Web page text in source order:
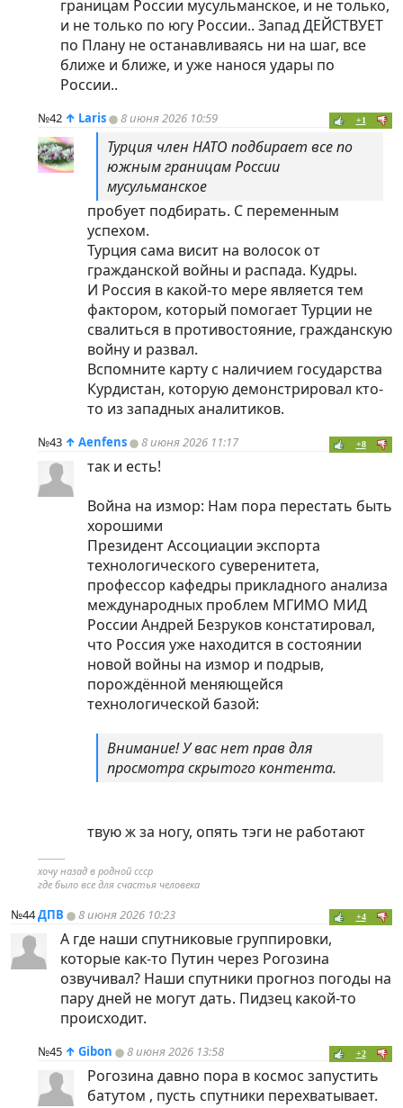
границам России мусульманское, и не только,
и не только по югу России.. Запад ДЕЙСТВУЕТ
по Плану не останавливаясь ни на шаг, все
ближе и ближе, и уже нанося удары по
России..
№42 ↑ Laris 8 июня 2026 10:59 +1
Турция член НАТО подбирает все по
южным границам России
мусульманское
пробует подбирать. С переменным
успехом.
Турция сама висит на волосок от
гражданской войны и распада. Кудры.
И Россия в какой-то мере является тем
фактором, который помогает Турции не
свалиться в противостояние, гражданскую
войну и развал.
Вспомните карту с наличием государства
Курдистан, которую демонстрировал кто-
то из западных аналитиков.
№43 ↑ Aenfens 8 июня 2026 11:17 +8
так и есть!
Война на измор: Нам пора перестать быть
хорошими
Президент Ассоциации экспорта
технологического суверенитета,
профессор кафедры прикладного анализа
международных проблем МГИМО МИД
России Андрей Безруков констатировал,
что Россия уже находится в состоянии
новой войны на измор и подрыв,
порождённой меняющейся
технологической базой:
Внимание! У вас нет прав для
просмотра скрытого контента.
твую ж за ногу, опять тэги не работают
----------
хочу назад в родной ссср
где было все для счастья человека
№44ДПВ 8 июня 2026 10:23 +4
А где наши спутниковые группировки,
которые как-то Путин через Рогозина
озвучивал? Наши спутники прогноз погоды на
пару дней не могут дать. Пидзец какой-то
происходит.
№45 ↑ Gibon 8 июня 2026 13:58 +2
Рогозина давно пора в космос запустить
батутом , пусть спутники перехватывает.